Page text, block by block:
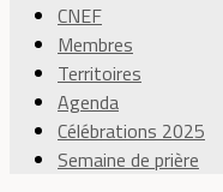
CNEF
Membres
Territoires
Agenda
Célébrations 2025
Semaine de prière